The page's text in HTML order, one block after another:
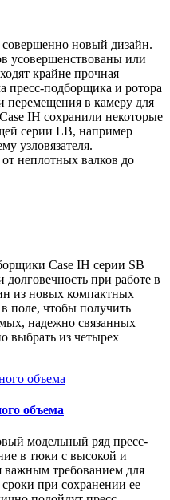
новый дизайн.
усовершенствованы или
крайне прочная
пресс-подборщика и ротора
перемещения в камеру для
IH сохранили некоторые
серии LB, например
узловязателя.
неплотных валков до
Case IH серии SB
при работе в
из новых компактных
поле, чтобы получить
надежно связанных
из четырех
объема
модельный ряд пресс-
в тюки с высокой и
важным требованием для
при сохранении ее